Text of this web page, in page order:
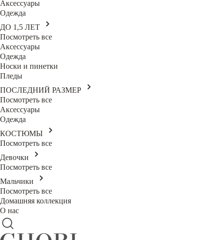
Аксессуары
Одежда
ДО 1,5 ЛЕТ
Посмотреть все
Аксессуары
Одежда
Носки и пинетки
Пледы
ПОСЛЕДНИЙ РАЗМЕР
Посмотреть все
Аксессуары
Одежда
КОСТЮМЫ
Посмотреть все
Девочки
Посмотреть все
Мальчики
Посмотреть все
Домашняя коллекция
О нас